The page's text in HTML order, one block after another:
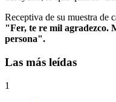
Receptiva de su muestra de
"Fer, te re mil agradezco.
persona".
Las más leídas
1